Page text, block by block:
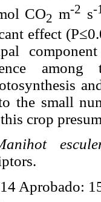
CO2 m-2 s-
effect
among
the small
crop
Aprobado: